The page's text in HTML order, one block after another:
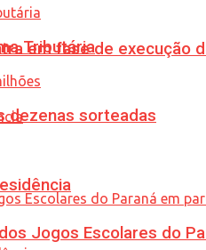
em fase de execução
Tributária
dezenas sorteadas
Jogos Escolares do